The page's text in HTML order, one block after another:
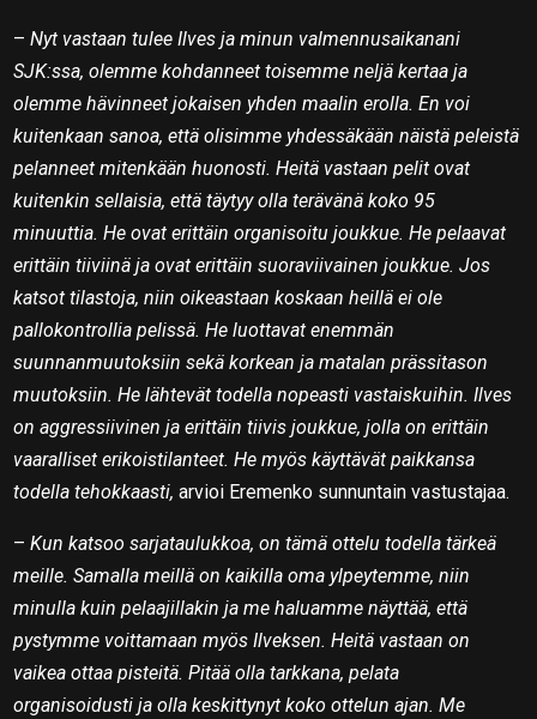
–Nyt vastaan tulee Ilves ja minun valmennusaikanani
SJK:ssa, olemme kohdanneet toisemme neljä kertaa ja
olemme hävinneet jokaisen yhden maalin erolla. En voi
kuitenkaan sanoa, että olisimme yhdessäkään näistä peleistä
pelanneet mitenkään huonosti. Heitä vastaan pelit ovat
kuitenkin sellaisia, että täytyy olla terävänä koko 95
minuuttia. He ovat erittäin organisoitu joukkue. He pelaavat
erittäin tiiviinä ja ovat erittäin suoraviivainen joukkue. Jos
katsot tilastoja, niin oikeastaan koskaan heillä ei ole
pallokontrollia pelissä. He luottavat enemmän
suunnanmuutoksiin sekä korkean ja matalan prässitason
muutoksiin. He lähtevät todella nopeasti vastaiskuihin. Ilves
on aggressiivinen ja erittäin tiivis joukkue, jolla on erittäin
vaaralliset erikoistilanteet. He myös käyttävät paikkansa
todella tehokkaasti, arvioi Eremenko sunnuntain vastustajaa.
–Kun katsoo sarjataulukkoa, on tämä ottelu todella tärkeä
meille. Samalla meillä on kaikilla oma ylpeytemme, niin
minulla kuin pelaajillakin ja me haluamme näyttää, että
pystymme voittamaan myös Ilveksen. Heitä vastaan on
vaikea ottaa pisteitä. Pitää olla tarkkana, pelata
organisoidusti ja olla keskittynyt koko ottelun ajan. Me